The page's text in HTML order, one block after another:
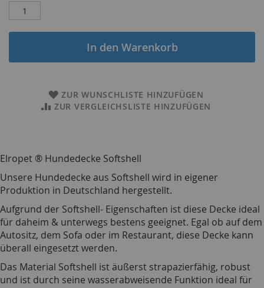
In den Warenkorb
ZUR WUNSCHLISTE HINZUFÜGEN
ZUR VERGLEICHSLISTE HINZUFÜGEN
Elropet ® Hundedecke Softshell
Unsere Hundedecke aus Softshell wird in eigener
Produktion in Deutschland hergestellt.
Aufgrund der Softshell- Eigenschaften ist diese Decke ideal
für daheim & unterwegs bestens geeignet. Egal ob auf dem
Autositz, dem Sofa oder im Restaurant, diese Decke kann
überall eingesetzt werden.
Das Material Softshell ist äußerst strapazierfähig, robust
und ist durch seine wasserabweisende Funktion ideal für